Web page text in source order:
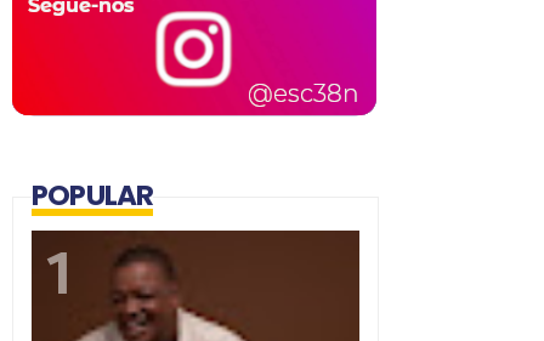
POPULAR